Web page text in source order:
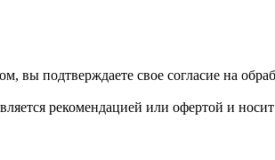
вы подтверждаете свое согласие на
рекомендацией или офертой и